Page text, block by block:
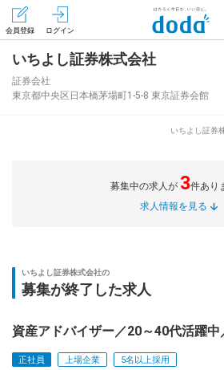
会員登録 ログイン
イベント
専門サイト
いちよし証券株式会社
証券会社
東京都中央区日本橋茅場町1-5-8 東京証券会館
いちよし証券
募集中の求人が 3件あり
求人情報を見る
いちよし証券株式会社の
募集が終了した求人
資産アドバイザー／20～40代活躍中
正社員 上場企業 5名以上採用